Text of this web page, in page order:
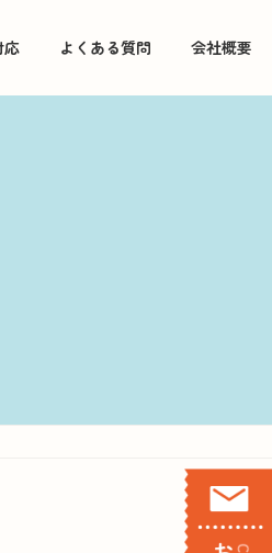
応 よくある質問 会社概要